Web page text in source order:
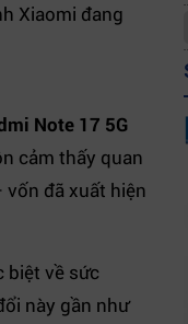
Xiaomi đang
Note 17 5G
cảm thấy quan
vốn đã xuất hiện
biệt về sức
này gần như